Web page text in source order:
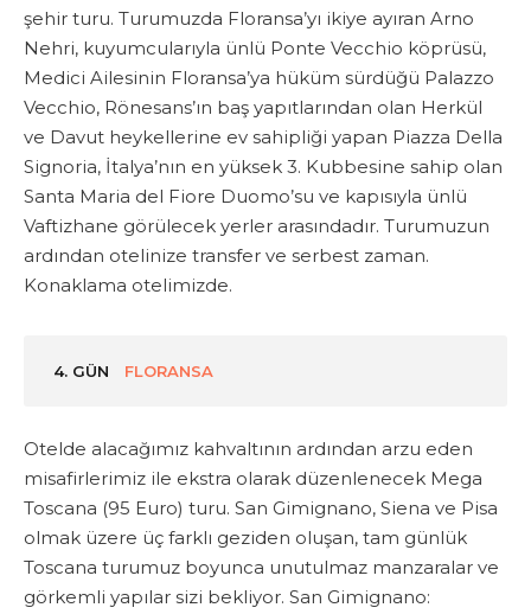
şehir turu. Turumuzda Floransa’yı ikiye ayıran Arno
Nehri, kuyumcularıyla ünlü Ponte Vecchio köprüsü,
Medici Ailesinin Floransa’ya hüküm sürdüğü Palazzo
Vecchio, Rönesans’ın baş yapıtlarından olan Herkül
ve Davut heykellerine ev sahipliği yapan Piazza Della
Signoria, İtalya’nın en yüksek 3. Kubbesine sahip olan
Santa Maria del Fiore Duomo’su ve kapısıyla ünlü
Vaftizhane görülecek yerler arasındadır. Turumuzun
ardından otelinize transfer ve serbest zaman.
Konaklama otelimizde.
4. GÜN FLORANSA
Otelde alacağımız kahvaltının ardından arzu eden
misafirlerimiz ile ekstra olarak düzenlenecek Mega
Toscana (95 Euro) turu. San Gimignano, Siena ve Pisa
olmak üzere üç farklı geziden oluşan, tam günlük
Toscana turumuz boyunca unutulmaz manzaralar ve
görkemli yapılar sizi bekliyor. San Gimignano: